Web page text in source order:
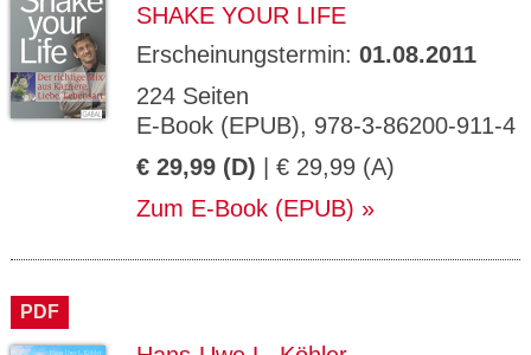
SHAKE YOUR LIFE
Erscheinungstermin: 01.08.2011
224 Seiten
E-Book (EPUB), 978-3-86200-911-4
€ 29,99 (D) | € 29,99 (A)
Zum E-Book (EPUB)
PDF